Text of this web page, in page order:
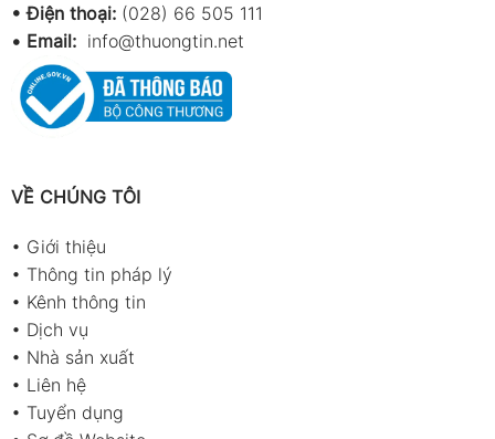
• Điện thoại: (028) 66 505 111
• Email: info@thuongtin.net
VỀ CHÚNG TÔI
• Giới thiệu
• Thông tin pháp lý
• Kênh thông tin
• Dịch vụ
• Nhà sản xuất
• Liên hệ
• Tuyển dụng